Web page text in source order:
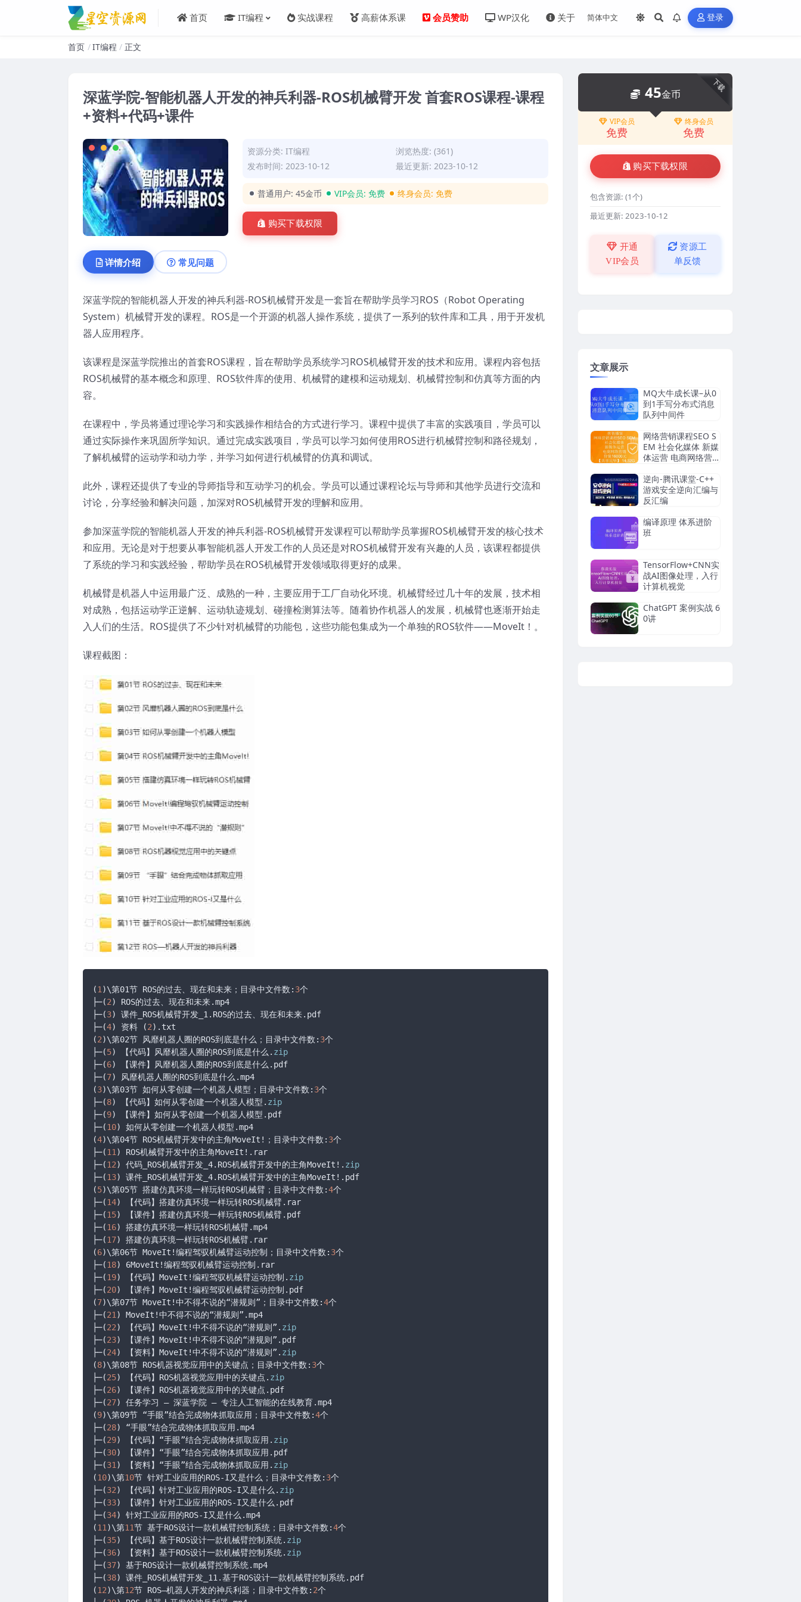
首页 IT编程 实战课程 高薪体系课 会员赞助 WP汉化 关于 登录
首页 IT编程 正文
深蓝学院-智能机器人开发的神兵利器-ROS机械臂开发 首套ROS课程-课程
+资料+代码+课件
资源分类:IT编程
浏览热度: (361)
发布时间: 2023-10-12
最近更新: 2023-10-12
普通用户:45金币 VIP会员:免费 终身会员:免费
购买下载权限
详情介绍 常见问题
深蓝学院的智能机器人开发的神兵利器-ROS机械臂开发是一套旨在帮助学员学习ROS（Robot Operating
System）机械臂开发的课程。ROS是一个开源的机器人操作系统，提供了一系列的软件库和工具，用于开发机
器人应用程序。
该课程是深蓝学院推出的首套ROS课程，旨在帮助学员系统学习ROS机械臂开发的技术和应用。课程内容包括
ROS机械臂的基本概念和原理、ROS软件库的使用、机械臂的建模和运动规划、机械臂控制和仿真等方面的内
容。
在课程中，学员将通过理论学习和实践操作相结合的方式进行学习。课程中提供了丰富的实践项目，学员可以
通过实际操作来巩固所学知识。通过完成实践项目，学员可以学习如何使用ROS进行机械臂控制和路径规划，
了解机械臂的运动学和动力学，并学习如何进行机械臂的仿真和调试。
此外，课程还提供了专业的导师指导和互动学习的机会。学员可以通过课程论坛与导师和其他学员进行交流和
讨论，分享经验和解决问题，加深对ROS机械臂开发的理解和应用。
参加深蓝学院的智能机器人开发的神兵利器-ROS机械臂开发课程可以帮助学员掌握ROS机械臂开发的核心技术
和应用。无论是对于想要从事智能机器人开发工作的人员还是对ROS机械臂开发有兴趣的人员，该课程都提供
了系统的学习和实践经验，帮助学员在ROS机械臂开发领域取得更好的成果。
机械臂是机器人中运用最广泛、成熟的一种，主要应用于工厂自动化环境。机械臂经过几十年的发展，技术相
对成熟，包括运动学正逆解、运动轨迹规划、碰撞检测算法等。随着协作机器人的发展，机械臂也逐渐开始走
入人们的生活。ROS提供了不少针对机械臂的功能包，这些功能包集成为一个单独的ROS软件——MoveIt！。
课程截图：
(1)\第01节 ROS的过去、现在和未来；目录中文件数: 3个
├─(2) ROS的过去、现在和未来.mp4
├─(3) 课件_ROS机械臂开发_1.ROS的过去、现在和未来.pdf
├─(4) 资料 (2).txt
(2)\第02节 风靡机器人圈的ROS到底是什么；目录中文件数: 3个
├─(5) 【代码】风靡机器人圈的ROS到底是什么. zip
├─(6) 【课件】风靡机器人圈的ROS到底是什么.pdf
├─(7) 风靡机器人圈的ROS到底是什么.mp4
(3)\第03节 如何从零创建一个机器人模型；目录中文件数: 3个
├─(8) 【代码】如何从零创建一个机器人模型. zip
├─(9) 【课件】如何从零创建一个机器人模型.pdf
├─(10) 如何从零创建一个机器人模型.mp4
(4)\第04节 ROS机械臂开发中的主角MoveIt!；目录中文件数: 3个
├─(11) ROS机械臂开发中的主角MoveIt!.rar
├─(12) 代码_ROS机械臂开发_4.ROS机械臂开发中的主角MoveIt!. zip
├─(13) 课件_ROS机械臂开发_4.ROS机械臂开发中的主角MoveIt!.pdf
(5)\第05节 搭建仿真环境一样玩转ROS机械臂；目录中文件数:4个
├─(14) 【代码】搭建仿真环境一样玩转ROS机械臂.rar
├─(15) 【课件】搭建仿真环境一样玩转ROS机械臂.pdf
├─(16) 搭建仿真环境一样玩转ROS机械臂.mp4
├─(17) 搭建仿真环境一样玩转ROS机械臂.rar
(6)\第06节 MoveIt!编程驾驭机械臂运动控制；目录中文件数: 3个
├─(18) 6MoveIt!编程驾驭机械臂运动控制.rar
├─(19) 【代码】MoveIt!编程驾驭机械臂运动控制. zip
├─(20) 【课件】MoveIt!编程驾驭机械臂运动控制.pdf
(7)\第07节 MoveIt!中不得不说的“潜规则”；目录中文件数:4个
├─(21) MoveIt!中不得不说的“潜规则”.mp4
├─(22) 【代码】MoveIt!中不得不说的“潜规则”. zip
├─(23) 【课件】MoveIt!中不得不说的“潜规则”.pdf
├─(24) 【资料】MoveIt!中不得不说的“潜规则”. zip
(8)\第08节 ROS机器视觉应用中的关键点；目录中文件数: 3个
├─(25) 【代码】ROS机器视觉应用中的关键点. zip
├─(26) 【课件】ROS机器视觉应用中的关键点.pdf
├─(27) 任务学习 – 深蓝学院 – 专注人工智能的在线教育.mp4
(9)\第09节 “手眼”结合完成物体抓取应用；目录中文件数:4个
├─(28) “手眼”结合完成物体抓取应用.mp4
├─(29) 【代码】“手眼”结合完成物体抓取应用. zip
├─(30) 【课件】“手眼”结合完成物体抓取应用.pdf
├─(31) 【资料】“手眼”结合完成物体抓取应用. zip
(10)\第10节 针对工业应用的ROS-I又是什么；目录中文件数: 3个
├─(32) 【代码】针对工业应用的ROS-I又是什么. zip
├─(33) 【课件】针对工业应用的ROS-I又是什么.pdf
├─(34) 针对工业应用的ROS-I又是什么.mp4
(11)\第11节 基于ROS设计一款机械臂控制系统；目录中文件数:4个
├─(35) 【代码】基于ROS设计一款机械臂控制系统. zip
├─(36) 【资料】基于ROS设计一款机械臂控制系统. zip
├─(37) 基于ROS设计一款机械臂控制系统.mp4
├─(38) 课件_ROS机械臂开发_11.基于ROS设计一款机械臂控制系统.pdf
(12)\第12节 ROS—机器人开发的神兵利器；目录中文件数: 2个
下载
45金币
VIP会员
免费
终身会员
免费
购买下载权限
包含资源: (1个)
最近更新: 2023-10-12
开通
VIP会员
资源工
单反馈
文章展示
MQ大牛成长课–从0
到1手写分布式消息
队列中间件
网络营销课程SEO S
EM 社会化媒体 新媒
体运营 电商网络营
享完毕】 14.32G
逆向-腾讯课堂-C++
游戏安全逆向汇编与
反汇编
编译原理 体系进阶
班
TensorFlow+CNN实
战AI图像处理，入行
计算机视觉
ChatGPT 案例实战 6
0讲